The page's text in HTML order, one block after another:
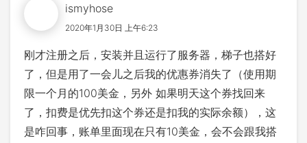
ismyhose
2020年1月30日 上午6:23
刚才注册之后，安装并且运行了服务器，梯子也搭好
了，但是用了一会儿之后我的优惠券消失了（使用期
限一个月的100美金，另外 如果明天这个券找回来
了，扣费是优先扣这个券还是扣我的实际余额），这
是咋回事，账单里面现在只有10美金，会不会跟我搭